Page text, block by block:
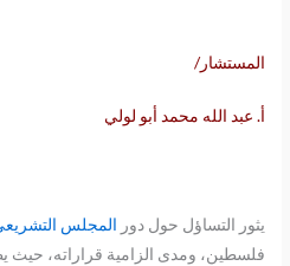
المستشار/
أ. عبد الله محمد أبو لولي
يثور التساؤل حول دور المجلس
فلسطين، ومدى الزامية قراراته، حيث